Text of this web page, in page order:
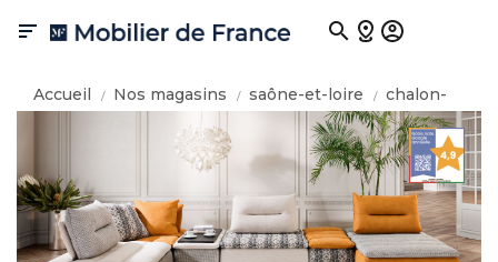

Accueil Nos magasins saône-et-loire
chalon-